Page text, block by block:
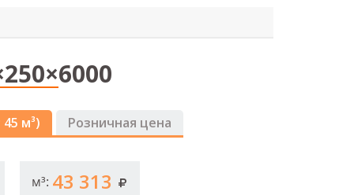
м³) Розничная цена
м³: 43 313